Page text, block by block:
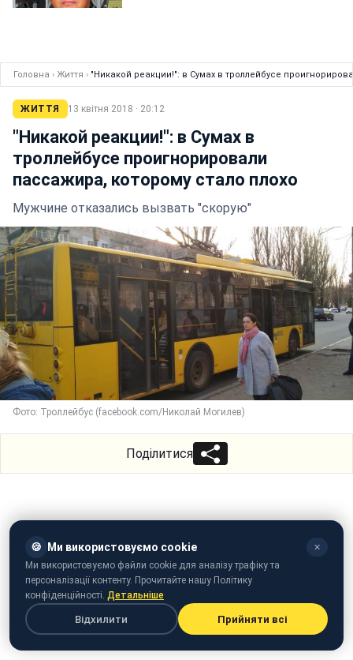
Головна › Життя › "Никакой реакции!": в Сумах в троллейбусе
ЖИТТЯ 13 квітня 2018 · 20:12
"Никакой реакции!": в Сумах в
троллейбусе проигнорировали
пассажира, которому стало плохо
Мужчине отказались вызвать "скорую"
Фото: Троллейбус (facebook.com/Николай Могилев)
Поділитися
🍪 Ми використовуємо cookie ✕
Ми використовуємо файли cookie для аналізу трафіку та
персоналізації контенту. Прочитайте нашу Політику
конфіденційності. Детальніше
Відхилити Прийняти всі